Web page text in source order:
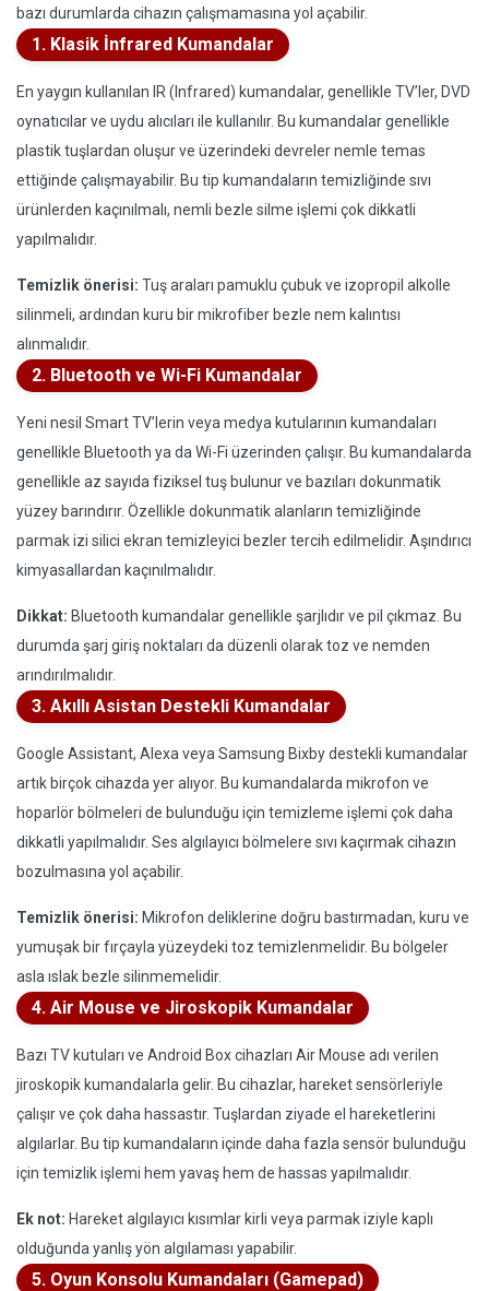
bazı durumlarda cihazın çalışmamasına yol açabilir.
1. Klasik İnfrared Kumandalar
En yaygın kullanılan IR (Infrared) kumandalar, genellikle TV’ler, DVD
oynatıcılar ve uydu alıcıları ile kullanılır. Bu kumandalar genellikle
plastik tuşlardan oluşur ve üzerindeki devreler nemle temas
ettiğinde çalışmayabilir. Bu tip kumandaların temizliğinde sıvı
ürünlerden kaçınılmalı, nemli bezle silme işlemi çok dikkatli
yapılmalıdır.
Temizlik önerisi: Tuş araları pamuklu çubuk ve izopropil alkolle
silinmeli, ardından kuru bir mikrofiber bezle nem kalıntısı
alınmalıdır.
2. Bluetooth ve Wi-Fi Kumandalar
Yeni nesil Smart TV’lerin veya medya kutularının kumandaları
genellikle Bluetooth ya da Wi-Fi üzerinden çalışır. Bu kumandalarda
genellikle az sayıda fiziksel tuş bulunur ve bazıları dokunmatik
yüzey barındırır. Özellikle dokunmatik alanların temizliğinde
parmak izi silici ekran temizleyici bezler tercih edilmelidir. Aşındırıcı
kimyasallardan kaçınılmalıdır.
Dikkat: Bluetooth kumandalar genellikle şarjlıdır ve pil çıkmaz. Bu
durumda şarj giriş noktaları da düzenli olarak toz ve nemden
arındırılmalıdır.
3. Akıllı Asistan Destekli Kumandalar
Google Assistant, Alexa veya Samsung Bixby destekli kumandalar
artık birçok cihazda yer alıyor. Bu kumandalarda mikrofon ve
hoparlör bölmeleri de bulunduğu için temizleme işlemi çok daha
dikkatli yapılmalıdır. Ses algılayıcı bölmelere sıvı kaçırmak cihazın
bozulmasına yol açabilir.
Temizlik önerisi: Mikrofon deliklerine doğru bastırmadan, kuru ve
yumuşak bir fırçayla yüzeydeki toz temizlenmelidir. Bu bölgeler
asla ıslak bezle silinmemelidir.
4. Air Mouse ve Jiroskopik Kumandalar
Bazı TV kutuları ve Android Box cihazları Air Mouse adı verilen
jiroskopik kumandalarla gelir. Bu cihazlar, hareket sensörleriyle
çalışır ve çok daha hassastır. Tuşlardan ziyade el hareketlerini
algılarlar. Bu tip kumandaların içinde daha fazla sensör bulunduğu
için temizlik işlemi hem yavaş hem de hassas yapılmalıdır.
Ek not: Hareket algılayıcı kısımlar kirli veya parmak iziyle kaplı
olduğunda yanlış yön algılaması yapabilir.
5. Oyun Konsolu Kumandaları (Gamepad)